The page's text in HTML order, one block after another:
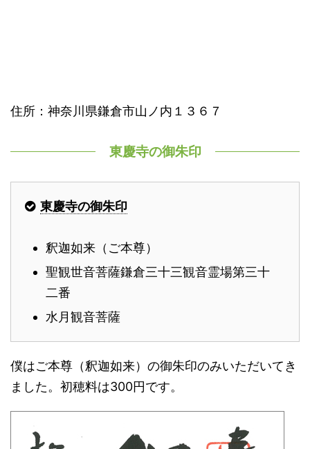
住所：神奈川県鎌倉市山ノ内１３６７
東慶寺の御朱印
東慶寺の御朱印
釈迦如来（ご本尊）
聖観世音菩薩鎌倉三十三観音霊場第三十
二番
水月観音菩薩
僕はご本尊（釈迦如来）の御朱印のみいただいてき
ました。初穂料は300円です。